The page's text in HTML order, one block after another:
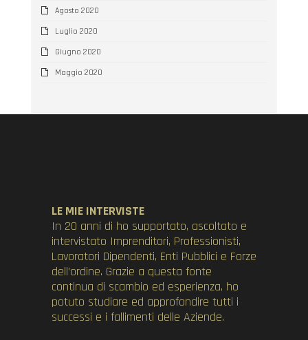
Agosto 2020
Luglio 2020
Giugno 2020
Maggio 2020
LE MIE INTERVISTE
In 20 anni di ho supportato, ascoltato e
intervistato Imprenditori, Professionisti,
Lavoratori Dipendenti, Enti Pubblici e Forze
dell’ordine. Grazie a questa fonte
continua di scambio ed esperienza, ho
potuto studiare ed approfondire tutti i
successi e i fallimenti delle Aziende.